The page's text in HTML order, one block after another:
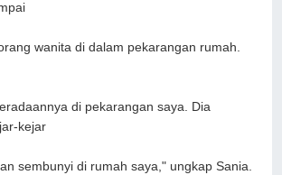
wanita di dalam pekarangan rumah.
di pekarangan saya. Dia
kejar
sembunyi di rumah saya," ungkap Sania.